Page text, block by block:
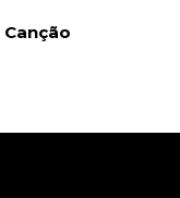
Canção